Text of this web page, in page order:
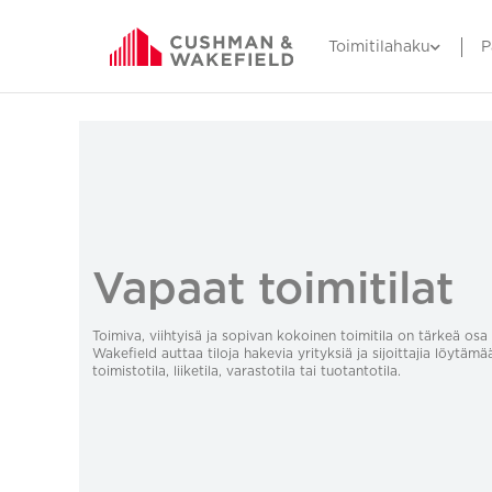
Toimitilahaku
Vapaat toimitilat
Toimiva, viihtyisä ja sopivan kokoinen toimitila on tärkeä osa
Wakefield auttaa tiloja hakevia yrityksiä ja sijoittajia
toimistotila, liiketila, varastotila tai tuotantotila.